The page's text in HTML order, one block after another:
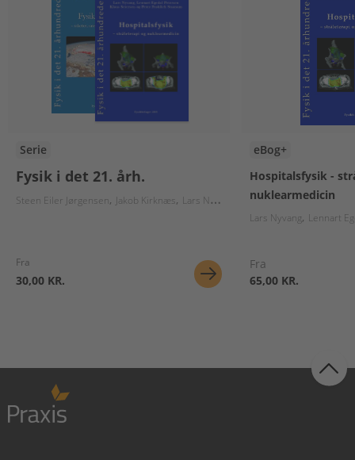
Serie
Fysik i det 21. årh.
Steen Eiler Jørgensen Jakob Kirknæs Lars Nyvang Lennart Egedal Petersen
Fra
30,00 KR.
eBog+
Hospitalsfysik -
nuklearmedicin
Lars Nyvang Lennart
Fra
65,00 KR.